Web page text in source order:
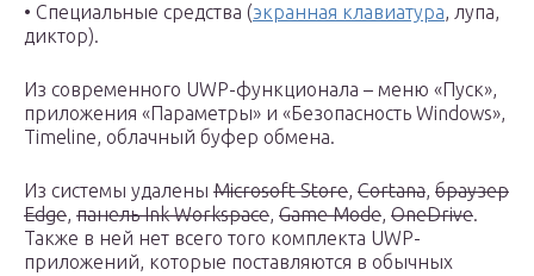
• Специальные средства (экранная клавиатура, лупа,
диктор).
Из современного UWP-функционала – меню «Пуск»,
приложения «Параметры» и «Безопасность Windows»,
Timeline, облачный буфер обмена.
Из системы удалены Microsoft Store, Cortana, браузер
Edge, панель Ink Workspace, Game Mode, OneDrive.
Также в ней нет всего того комплекта UWP-
приложений, которые поставляются в обычных